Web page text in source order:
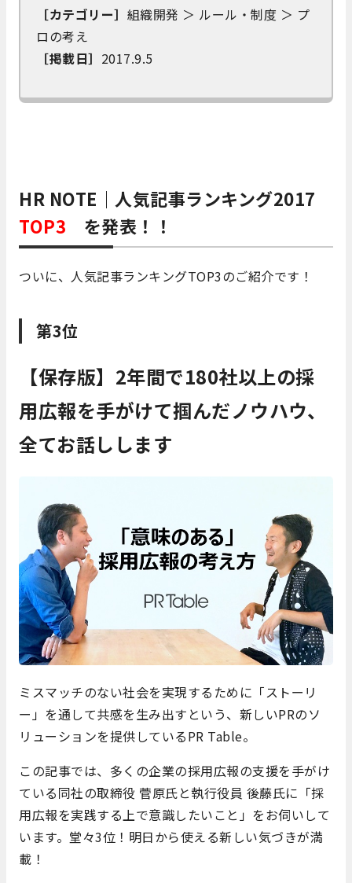
［カテゴリー］ 組織開発 ＞ ルール・制度 ＞ プ
ロの考え
［掲載日］ 2017.9.5
HR NOTE｜人気記事ランキング2017
TOP3
を発表！！
ついに、人気記事ランキングTOP3のご紹介です！
第3位
【保存版】2年間で180社以上の採
用広報を手がけて掴んだノウハウ、
全てお話しします
ミスマッチのない社会を実現するために「ストーリ
ー」を通して共感を生み出すという、新しいPRのソ
リューションを提供しているPR Table。
この記事では、多くの企業の採用広報の支援を手がけ
ている同社の取締役 菅原氏と執行役員 後藤氏に「採
用広報を実践する上で意識したいこと」をお伺いして
います。堂々3位！明日から使える新しい気づきが満
載！